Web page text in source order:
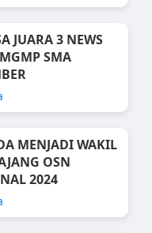
JUARA 3 NEWS
SMA
MENJADI WAKIL
OSN
2024